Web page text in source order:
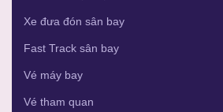
Xe đưa đón sân bay
Fast Track sân bay
Vé máy bay
Vé tham quan